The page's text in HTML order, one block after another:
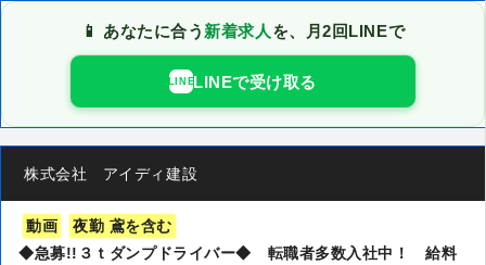
📱 あなたに合う 新着求人 を、月2回LINEで
LINELINEで受け取る
株式会社 アイディ建設
動画
夜勤 鳶を含む
◆急募!!３ｔダンプドライバー◆ 転職者多数入社中！ 給料